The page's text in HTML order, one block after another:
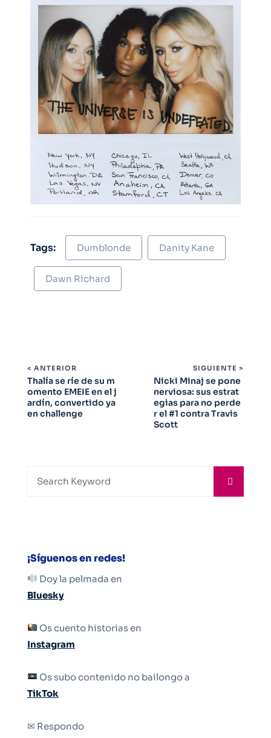
Tags: Dumblonde Danity Kane
Dawn Richard
< ANTERIOR
Thalía se ríe de su m
omento EMEIE en el j
ardín, convertido ya
en challenge
SIGUIENTE >
Nicki Minaj se pone
nerviosa: sus estrat
egias para no perde
r el #1 contra Travis
Scott
¡Síguenos en redes!
Doy la pelmada en
Bluesky
Os cuento historias en
Instagram
Os subo contenido no bailongo a
TikTok
✉ Respondo